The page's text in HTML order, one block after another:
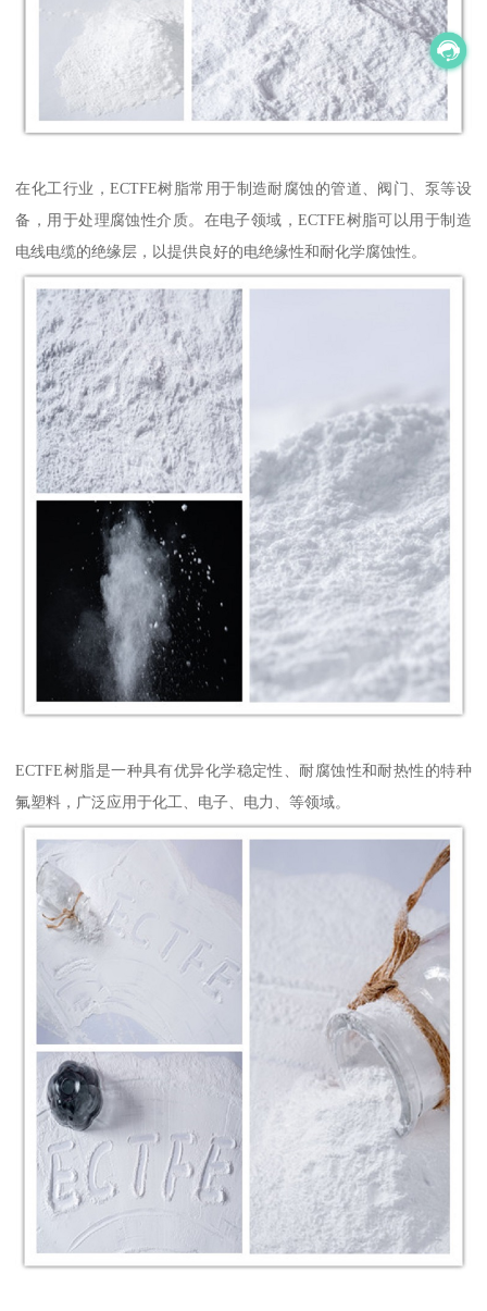
在化工行业，ECTFE树脂常用于制造耐腐蚀的管道、阀门、泵等设
备，用于处理腐蚀性介质。在电子领域，ECTFE树脂可以用于制造
电线电缆的绝缘层，以提供良好的电绝缘性和耐化学腐蚀性。
ECTFE树脂是一种具有优异化学稳定性、耐腐蚀性和耐热性的特种
氟塑料，广泛应用于化工、电子、电力、等领域。